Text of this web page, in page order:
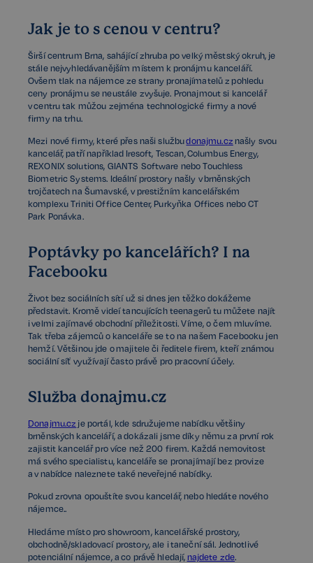
Jak je to s cenou v centru?
Širší centrum Brna, sahájící zhruba po velký městský okruh, je
stále nejvyhledávanějším místem k pronájmu kanceláří.
Ovšem tlak na nájemce ze strany pronajímatelů z pohledu
ceny pronájmu se neustále zvyšuje. Pronajmout si kancelář
v centru tak můžou zejména technologické firmy a nové
firmy na trhu.
Mezi nové firmy, které přes naši službudonajmu.cz našly svou
kancelář, patří například Iresoft, Tescan, Columbus Energy,
REXONIX solutions, GIANTS Software nebo Touchless
Biometric Systems. Ideální prostory našly v brněnských
trojčatech na Šumavské, v prestižním kancelářském
komplexu Triniti Office Center, Purkyňka Offices nebo CT
Park Ponávka.
Poptávky po kancelářích? I na
Facebooku
Život bez sociálních sítí už si dnes jen těžko dokážeme
představit. Kromě videí tancujících teenagerů tu můžete najít
i velmi zajímavé obchodní příležitosti. Víme, o čem mluvíme.
Tak třeba zájemců o kanceláře se to na našem Facebooku jen
hemží. Většinou jde o majitele či ředitele firem, kteří známou
sociální síť využívají často právě pro pracovní účely.
Služba donajmu.cz
Donajmu.cz je portál, kde sdružujeme nabídku většiny
brněnských kanceláří, a dokázali jsme díky němu za první rok
zajistit kancelář pro více než 200 firem. Každá nemovitost
má svého specialistu, kanceláře se pronajímají bez provize
a v nabídce naleznete také neveřejné nabídky.
Pokud zrovna opouštíte svou kancelář, nebo hledáte nového
nájemce..
Hledáme místo pro showroom, kancelářské prostory,
obchodně/skladovací prostory, ale i taneční sál. Jednotlivé
potenciální nájemce, a co právě hledají, najdete zde.